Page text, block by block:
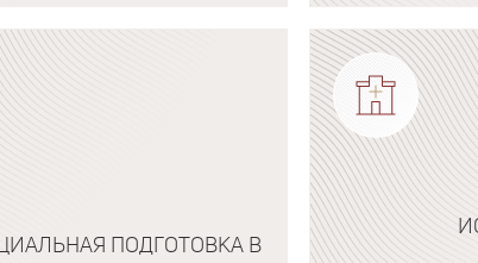
Подробнее о
ПОДГОТОВКА В